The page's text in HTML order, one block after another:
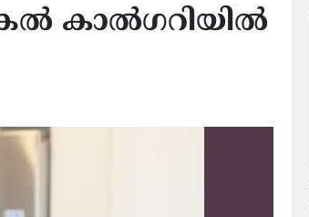
കാൽഗറിയിൽ